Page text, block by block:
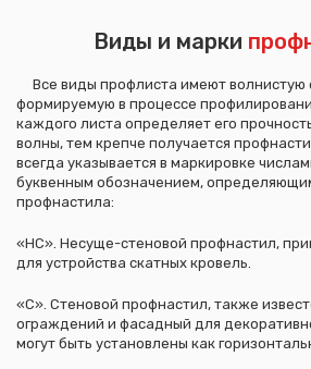
Виды и марки
Все виды профлиста имеют волнистую
формируемую в процессе
каждого листа определяет его
волны, тем крепче получается
всегда указывается в маркировке
буквенным обозначением,
профнастила:
«НС». Несуще-стеновой профнастил,
для устройства скатных кровель.
«С». Стеновой профнастил, также
ограждений и фасадный для
могут быть установлены как